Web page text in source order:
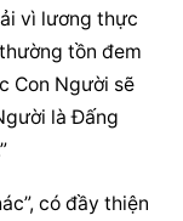
vì lương thực
tồn đem
Con Người sẽ
là Đấng
có đầy thiện